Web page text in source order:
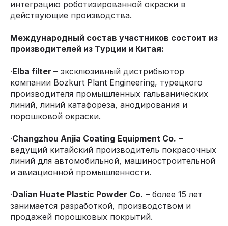
интеграцию роботизированной окраски в
действующие производства.
Международный состав участников состоит из
производителей из Турции и Китая:
·Elba filter – эксклюзивный дистрибьютор
компании Bozkurt Plant Engineering, турецкого
производителя промышленных гальванических
линий, линий катафореза, анодирования и
порошковой окраски.
·Changzhou Anjia Coating Equipment Co. –
ведущий китайский производитель покрасочных
линий для автомобильной, машиностроительной
и авиационной промышленности.
·Dalian Huate Plastic Powder Co. – более 15 лет
занимается разработкой, производством и
продажей порошковых покрытий.